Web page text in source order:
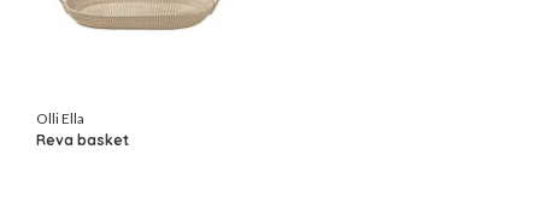
Olli Ella
Reva basket